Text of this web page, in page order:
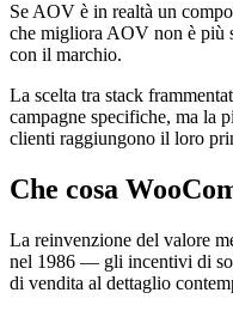
Se AOV è in realtà un
che migliora AOV non è più
con il marchio.
La scelta tra stack
campagne specifiche, ma la
clienti raggiungono il loro
Che cosa
La reinvenzione del valore
nel 1986 — gli incentivi di
di vendita al dettaglio